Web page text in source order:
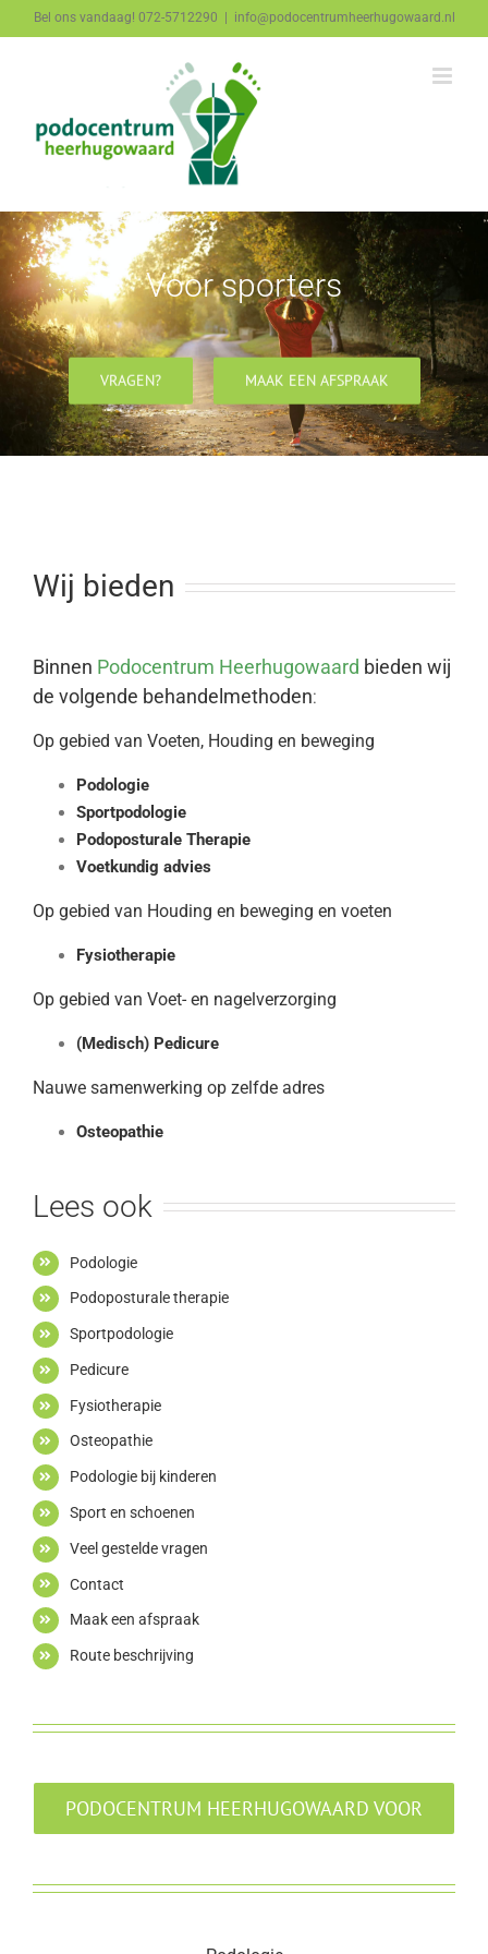
naar
Bel ons vandaag! 072-5712290 info@podocentrumheerhugowaard.nl
Voor sporters
VRAGEN? MAAK EEN AFSPRAAK
Wij bieden
Binnen Podocentrum Heerhugowaard bieden wij
de volgende behandelmethoden:
Op gebied van Voeten, Houding en beweging
Podologie
Sportpodologie
Podoposturale Therapie
Voetkundig advies
Op gebied van Houding en beweging en voeten
Fysiotherapie
Op gebied van Voet- en nagelverzorging
(Medisch) Pedicure
Nauwe samenwerking op zelfde adres
Osteopathie
Lees ook
Podologie
Podoposturale therapie
Sportpodologie
Pedicure
Fysiotherapie
Osteopathie
Podologie bij kinderen
Sport en schoenen
Veel gestelde vragen
Contact
Maak een afspraak
Route beschrijving
PODOCENTRUM HEERHUGOWAARD VOOR